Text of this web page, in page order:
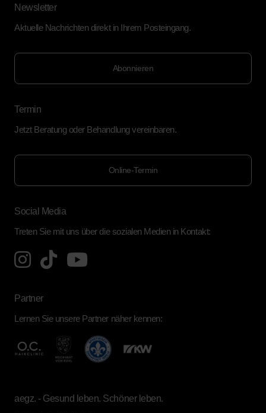
Newsletter
Aktuelle Nachrichten direkt in Ihrem Posteingang.
Abonnieren
Termin
Jetzt Beratung oder Behandlung vereinbaren.
Online-Termin
Social Media
Treten Sie mit uns über die sozialen Medien in Kontakt:
Partner
Lernen Sie unsere Partner näher kennen:
aegz. - Gesund leben. Schöner leben.